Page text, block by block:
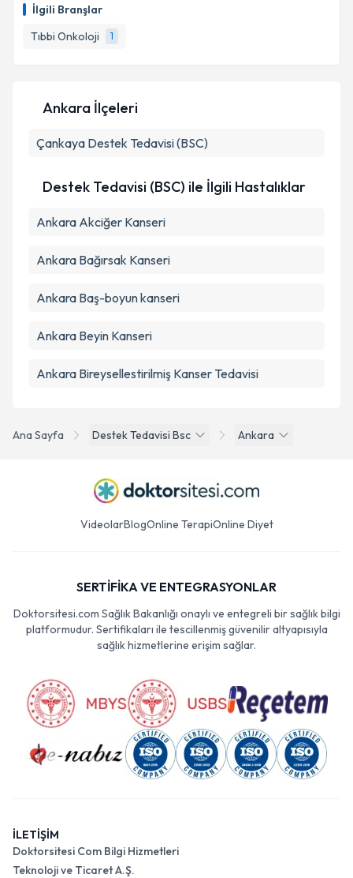
İlgili Branşlar
Tıbbi Onkoloji
1
takvim hazırlandığında e-posta ile bilgilendireceğiz.
E-posta Adresiniz
Metni'ni okudum ve kişisel verilerimin belirtilen
Ana Sayfa Destek Tedavisi Bsc Ankara
Ankara İlçeleri
Çankaya Destek Tedavisi (BSC)
Destek Tedavisi (BSC) ile İlgili Hastalıklar
Ankara Akciğer Kanseri
Ankara Bağırsak Kanseri
Ankara Baş-boyun kanseri
Ankara Beyin Kanseri
Ankara Bireysellestirilmiş Kanser Tedavisi
VideolarBlogOnline TerapiOnline Diyet
SERTİFİKA VE ENTEGRASYONLAR
Doktorsitesi.com Sağlık Bakanlığı onaylı ve entegreli bir sağlık bilgi
platformudur. Sertifikaları ile tescillenmiş güvenilir altyapısıyla
sağlık hizmetlerine erişim sağlar.
İLETİŞİM
Doktorsitesi Com Bilgi Hizmetleri
Teknoloji ve Ticaret A.Ş.